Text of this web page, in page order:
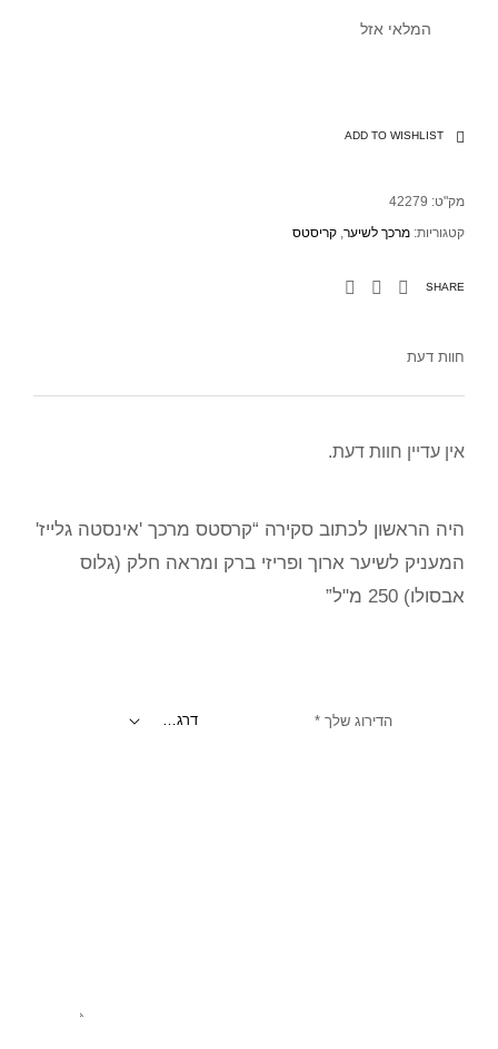
המלאי אזל
ADD TO WISHLIST
מק"ט: 42279
קטגוריות: מרכך לשיער, קריסטס
SHARE
חוות דעת
אין עדיין חוות דעת.
היה הראשון לכתוב סקירה “קרסטס מרכך 'אינסטה גלייז'
המעניק לשיער ארוך ופריזי ברק ומראה חלק (גלוס
אבסולו) 250 מ"ל”
הדירוג שלך *